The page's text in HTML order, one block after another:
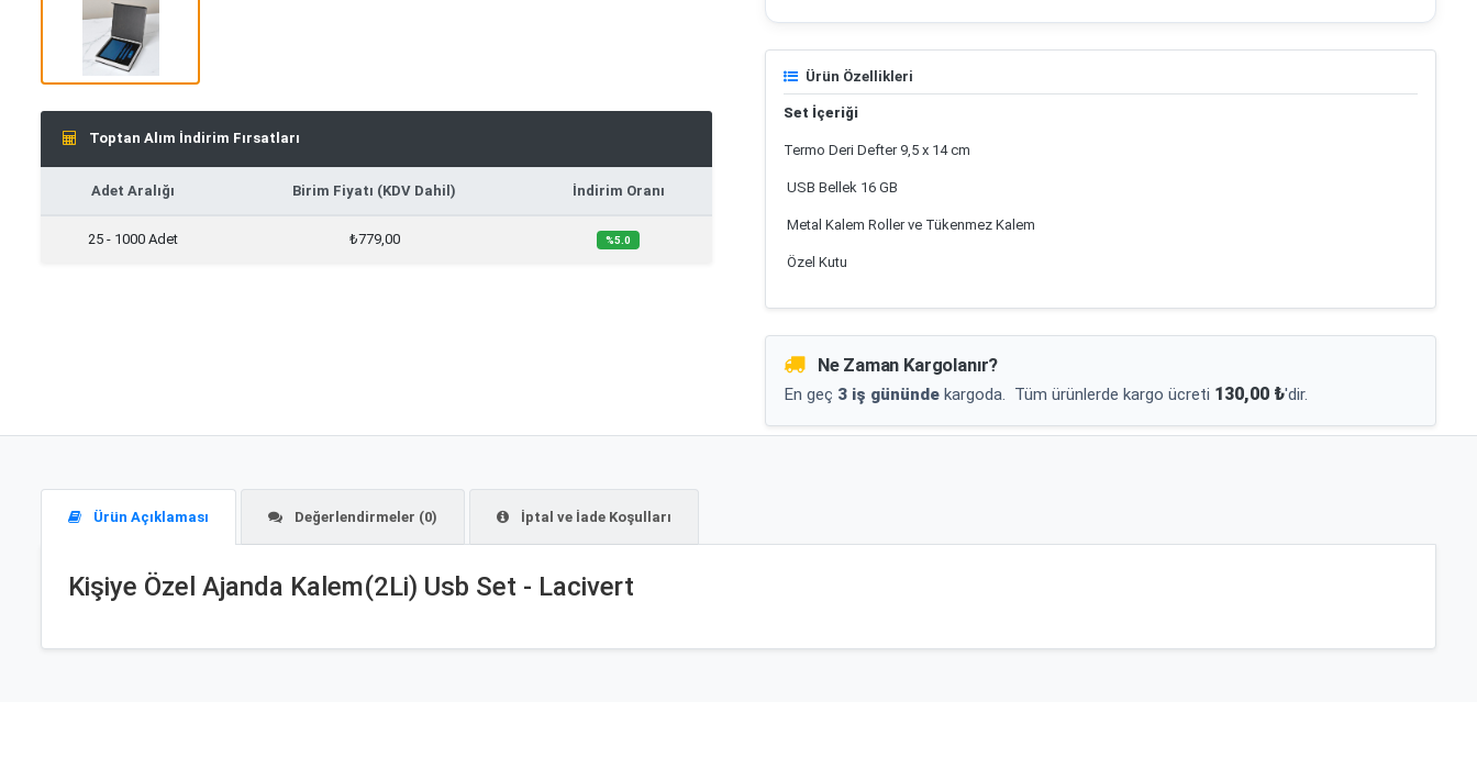
Toptan Alım İndirim Fırsatları
Adet Aralığı Birim Fiyatı (KDV Dahil) İndirim Oranı
25 - 1000 Adet ₺779,00 %5.0
Ürün Özellikleri
Set İçeriği
Termo Deri Defter 9,5 x 14 cm
USB Bellek 16 GB
Metal Kalem Roller ve Tükenmez Kalem
Özel Kutu
Ne Zaman Kargolanır?
En geç 3 iş gününde kargoda. Tüm ürünlerde kargo ücreti 130,00 ₺'dir.
Ürün Açıklaması Değerlendirmeler (0) İptal ve İade Koşulları
Kişiye Özel Ajanda Kalem(2Li) Usb Set - Lacivert